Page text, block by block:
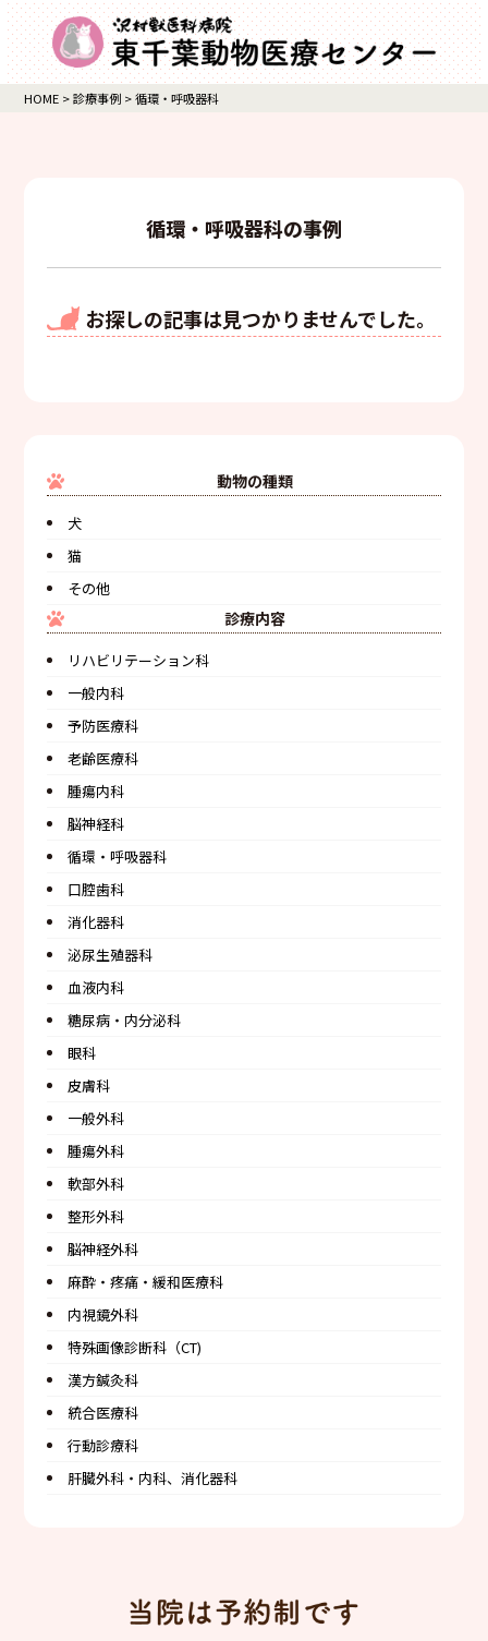
HOME >診療事例 >循環・呼吸器科
循環・呼吸器科の事例
お探しの記事は見つかりませんでした。
動物の種類
犬
猫
その他
診療内容
リハビリテーション科
一般内科
予防医療科
老齢医療科
腫瘍内科
脳神経科
循環・呼吸器科
口腔歯科
消化器科
泌尿生殖器科
血液内科
糖尿病・内分泌科
眼科
皮膚科
一般外科
腫瘍外科
軟部外科
整形外科
脳神経外科
麻酔・疼痛・緩和医療科
内視鏡外科
特殊画像診断科（CT)
漢方鍼灸科
統合医療科
行動診療科
肝臓外科・内科、消化器科